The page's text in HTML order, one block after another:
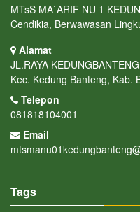
MTsS MA`ARIF NU 1
Cendikia, Berwawasan
Alamat
JL.RAYA
Kec. Kedung Banteng, Kab.
Telepon
081818104001
Email
Tags